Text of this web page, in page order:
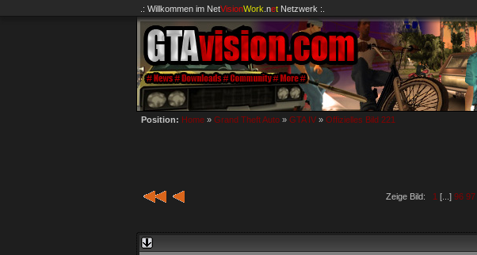
.: Willkommen im NetVisionWork .net Netzwerk :.
Position: Home » Grand Theft Auto » GTA IV » Offizielles Bild 221
Zeige Bild: 1 [...] 96 97